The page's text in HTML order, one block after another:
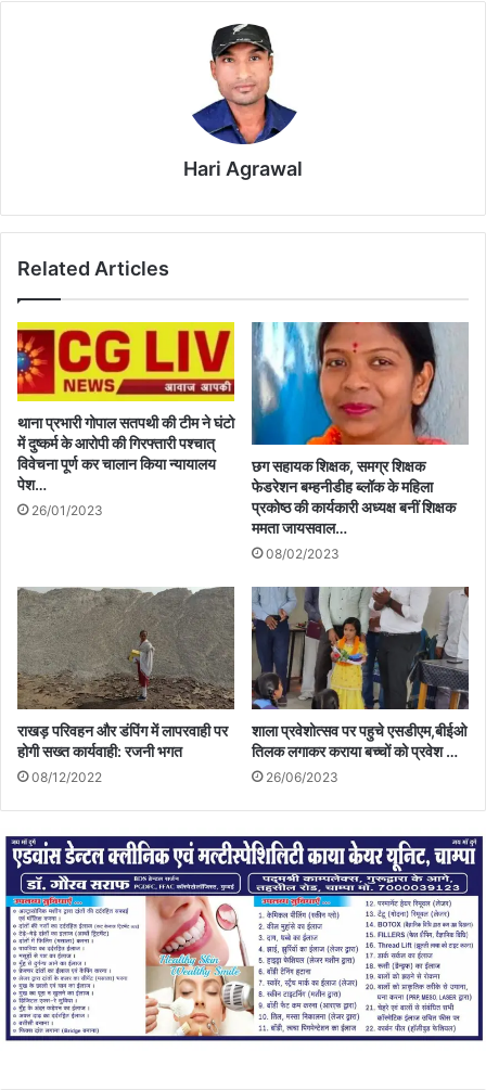
Hari Agrawal
Related Articles
थाना प्रभारी गोपाल सतपथी की टीम ने घंटो
में दुष्कर्म के आरोपी की गिरफ्तारी पश्चात्
विवेचना पूर्ण कर चालान किया न्यायालय
पेश…
26/01/2023
छग सहायक शिक्षक, समग्र शिक्षक
फेडरेशन बम्हनीडीह ब्लॉक के महिला
प्रकोष्ठ की कार्यकारी अध्यक्ष बनीं शिक्षक
ममता जायसवाल…
08/02/2023
राखड़ परिवहन और डंपिंग में लापरवाही पर
होगी सख्त कार्यवाही: रजनी भगत
08/12/2022
शाला प्रवेशोत्सव पर पहुचे एसडीएम,बीईओ
तिलक लगाकर कराया बच्चों को प्रवेश …
26/06/2023